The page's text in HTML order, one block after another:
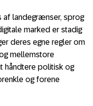
landegrænser, sprog
marked er stadig
deres egne regler om
mellemstore
håndtere politisk og
og forene